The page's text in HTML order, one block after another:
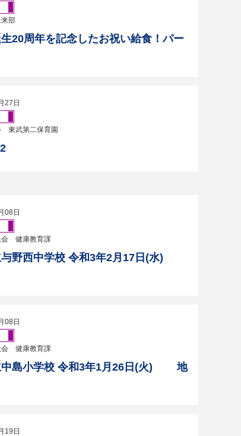
部
20周年を記念したお祝い給食！パー
27日
東武第二保育園
08日
会 健康教育課
与野西中学校 令和3年2月17日(水)
08日
会 健康教育課
中島小学校 令和3年1月26日(火) 地
19日